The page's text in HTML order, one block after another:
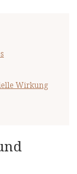
Wirkung